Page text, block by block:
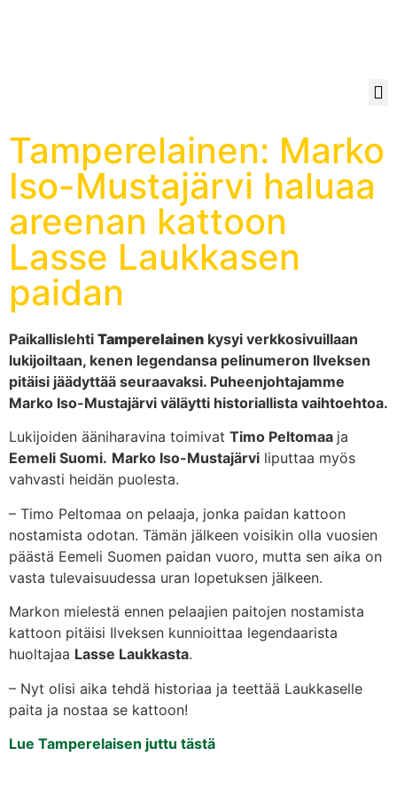
Tamperelainen: Marko
Iso-Mustajärvi haluaa
areenan kattoon
Lasse Laukkasen
paidan
Paikallislehti Tamperelainen kysyi verkkosivuillaan
lukijoiltaan, kenen legendansa pelinumeron Ilveksen
pitäisi jäädyttää seuraavaksi. Puheenjohtajamme
Marko Iso-Mustajärvi väläytti historiallista vaihtoehtoa.
Lukijoiden ääniharavina toimivat Timo Peltomaa ja
Eemeli Suomi. Marko Iso-Mustajärvi liputtaa myös
vahvasti heidän puolesta.
– Timo Peltomaa on pelaaja, jonka paidan kattoon
nostamista odotan. Tämän jälkeen voisikin olla vuosien
päästä Eemeli Suomen paidan vuoro, mutta sen aika on
vasta tulevaisuudessa uran lopetuksen jälkeen.
Markon mielestä ennen pelaajien paitojen nostamista
kattoon pitäisi Ilveksen kunnioittaa legendaarista
huoltajaa Lasse Laukkasta.
– Nyt olisi aika tehdä historiaa ja teettää Laukkaselle
paita ja nostaa se kattoon!
Lue Tamperelaisen juttu tästä